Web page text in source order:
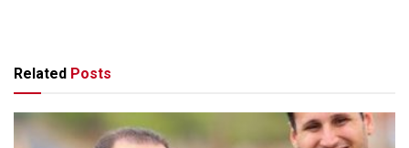
Related Posts